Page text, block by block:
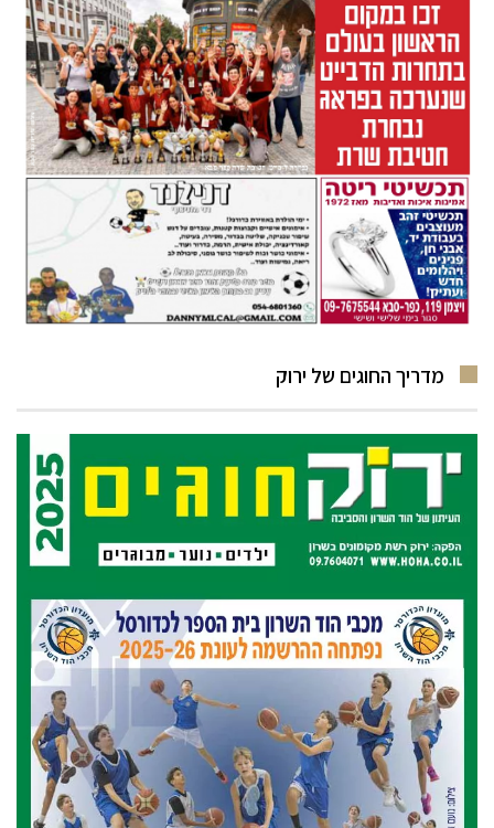
מדריך החוגים של ירוק